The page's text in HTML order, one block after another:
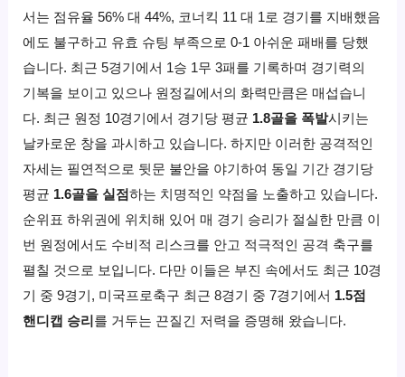
서는 점유율 56% 대 44%, 코너킥 11 대 1로 경기를 지배했음
에도 불구하고 유효 슈팅 부족으로 0-1 아쉬운 패배를 당했
습니다. 최근 5경기에서 1승 1무 3패를 기록하며 경기력의
기복을 보이고 있으나 원정길에서의 화력만큼은 매섭습니
다. 최근 원정 10경기에서 경기당 평균 1.8골을 폭발시키는
날카로운 창을 과시하고 있습니다. 하지만 이러한 공격적인
자세는 필연적으로 뒷문 불안을 야기하여 동일 기간 경기당
평균 1.6골을 실점하는 치명적인 약점을 노출하고 있습니다.
순위표 하위권에 위치해 있어 매 경기 승리가 절실한 만큼 이
번 원정에서도 수비적 리스크를 안고 적극적인 공격 축구를
펼칠 것으로 보입니다. 다만 이들은 부진 속에서도 최근 10경
기 중 9경기, 미국프로축구 최근 8경기 중 7경기에서 1.5점
핸디캡 승리 를 거두는 끈질긴 저력을 증명해 왔습니다.